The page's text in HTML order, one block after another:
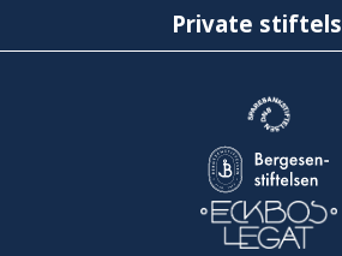
Private